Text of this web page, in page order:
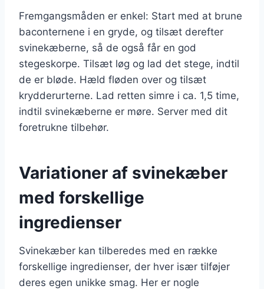
Fremgangsmåden er enkel: Start med at brune
baconternene i en gryde, og tilsæt derefter
svinekæberne, så de også får en god
stegeskorpe. Tilsæt løg og lad det stege, indtil
de er bløde. Hæld fløden over og tilsæt
krydderurterne. Lad retten simre i ca. 1,5 time,
indtil svinekæberne er møre. Server med dit
foretrukne tilbehør.
Variationer af svinekæber
med forskellige
ingredienser
Svinekæber kan tilberedes med en række
forskellige ingredienser, der hver især tilføjer
deres egen unikke smag. Her er nogle